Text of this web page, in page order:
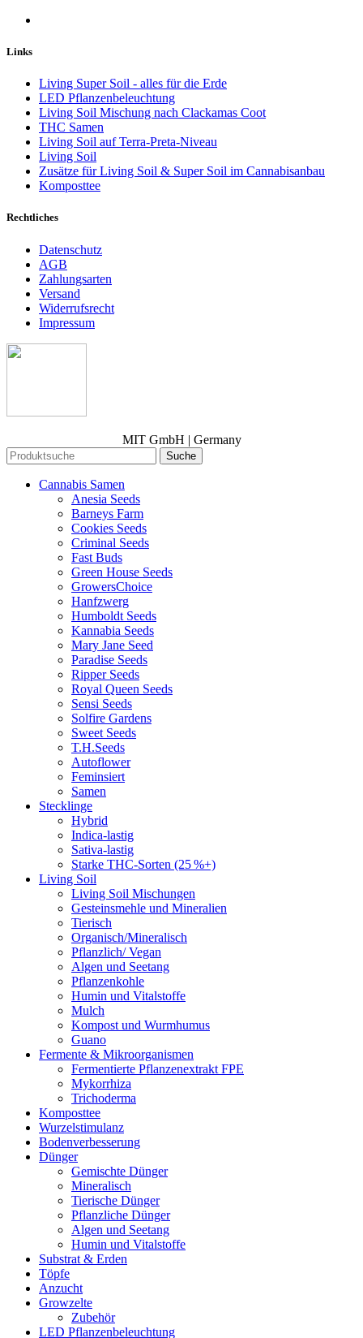
Links
Living Super Soil - alles für die Erde
LED Pflanzenbeleuchtung
Living Soil Mischung nach Clackamas Coot
THC Samen
Living Soil auf Terra-Preta-Niveau
Living Soil
Zusätze für Living Soil & Super Soil im Cannabisanbau
Komposttee
Rechtliches
Datenschutz
AGB
Zahlungsarten
Versand
Widerrufsrecht
Impressum
MIT GmbH | Germany
Suche
Cannabis Samen
Anesia Seeds
Barneys Farm
Cookies Seeds
Criminal Seeds
Fast Buds
Green House Seeds
GrowersChoice
Hanfzwerg
Humboldt Seeds
Kannabia Seeds
Mary Jane Seed
Paradise Seeds
Ripper Seeds
Royal Queen Seeds
Sensi Seeds
Solfire Gardens
Sweet Seeds
T.H.Seeds
Autoflower
Feminsiert
Samen
Stecklinge
Hybrid
Indica-lastig
Sativa-lastig
Starke THC-Sorten (25 %+)
Living Soil
Living Soil Mischungen
Gesteinsmehle und Mineralien
Tierisch
Organisch/Mineralisch
Pflanzlich/ Vegan
Algen und Seetang
Pflanzenkohle
Humin und Vitalstoffe
Mulch
Kompost und Wurmhumus
Guano
Fermente & Mikroorganismen
Fermentierte Pflanzenextrakt FPE
Mykorrhiza
Trichoderma
Komposttee
Wurzelstimulanz
Bodenverbesserung
Dünger
Gemischte Dünger
Mineralisch
Tierische Dünger
Pflanzliche Dünger
Algen und Seetang
Humin und Vitalstoffe
Substrat & Erden
Töpfe
Anzucht
Growzelte
Zubehör
LED Pflanzenbeleuchtung